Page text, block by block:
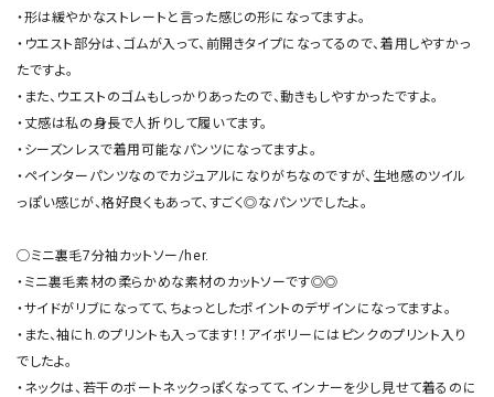
・形は緩やかなストレートと言った感じの形になってますよ。
・ウエスト部分は、ゴムが入って、前開きタイプになってるので、着用しやすかっ
たですよ。
・また、ウエストのゴムもしっかりあったので、動きもしやすかったですよ。
・丈感は私の身長で人折りして履いてます。
・シーズンレスで着用可能なパンツになってますよ。
・ペインターパンツなのでカジュアルになりがちなのですが、生地感のツイル
っぽい感じが、格好良くもあって、すごく◎なパンツでしたよ。
◯ミニ裏毛7分袖カットソー/her.
・ミニ裏毛素材の柔らかめな素材のカットソーです◎◎
・サイドがリブになってて、ちょっとしたポイントのデザインになってますよ。
・また、袖にh.のプリントも入ってます！！アイボリーにはピンクのプリント入り
でしたよ。
・ネックは、若干のボートネックっぽくなってて、インナーを少し見せて着るのに